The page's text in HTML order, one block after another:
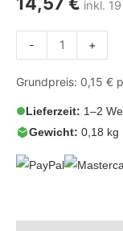
inkl.
- +
Grundpreis: 0,15 €
Lieferzeit: 1–2
Gewicht: 0,18 kg